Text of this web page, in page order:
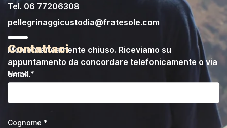
Tel. 06 77206308
pellegrinaggicustodia@fratesole.com
Momentaneamente chiuso. Riceviamo su
appuntamento da concordare telefonicamente o via
email.
Contattaci
Nome *
Cognome *